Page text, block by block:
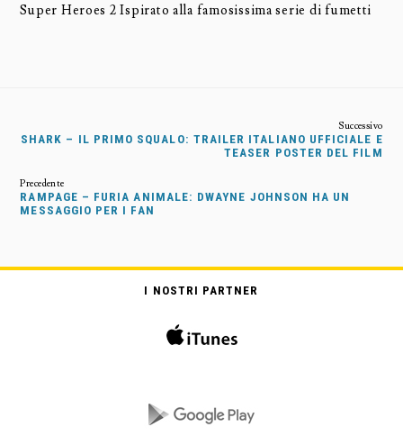
Super Heroes 2 Ispirato alla famosissima serie di fumetti
SHARK – IL PRIMO SQUALO: TRAILER ITALIANO UFFICIALE E
TEASER POSTER DEL FILM
RAMPAGE – FURIA ANIMALE: DWAYNE JOHNSON HA UN
MESSAGGIO PER I FAN
I NOSTRI PARTNER